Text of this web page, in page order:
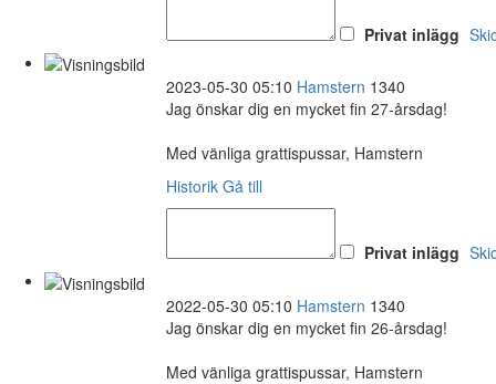
Privat inlägg
2023-05-30 05:10 Hamstern 1340
Jag önskar dig en mycket fin 27-årsdag!
Med vänliga grattispussar, Hamstern
Historik Gå till
Privat inlägg
2022-05-30 05:10 Hamstern 1340
Jag önskar dig en mycket fin 26-årsdag!
Med vänliga grattispussar, Hamstern